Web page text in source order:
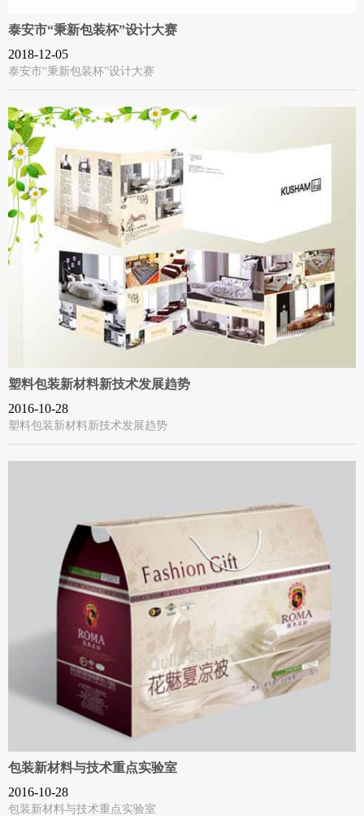
泰安市“秉新包装杯”设计大赛
2018-12-05
泰安市“秉新包装杯”设计大赛
塑料包装新材料新技术发展趋势
2016-10-28
塑料包装新材料新技术发展趋势
包装新材料与技术重点实验室
2016-10-28
包装新材料与技术重点实验室